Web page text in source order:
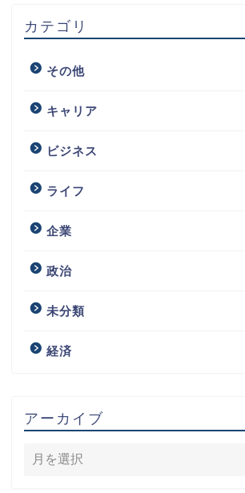
カテゴリ
その他
キャリア
ビジネス
ライフ
企業
政治
未分類
経済
アーカイブ